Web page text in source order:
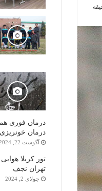
درمان فوری
درمان
آگوست 22, 2024
تور کربلا
تهران نجف
جولای 2, 2024